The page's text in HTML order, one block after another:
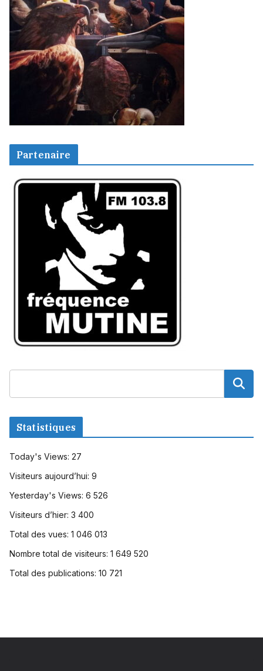
Partenaire
Statistiques
Today's Views: 27
Visiteurs aujourd’hui: 9
Yesterday's Views: 6 526
Visiteurs d’hier: 3 400
Total des vues: 1 046 013
Nombre total de visiteurs: 1 649 520
Total des publications: 10 721